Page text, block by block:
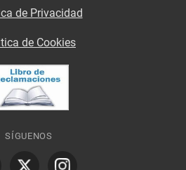
de Privacidad
de Cookies
SÍGUENOS